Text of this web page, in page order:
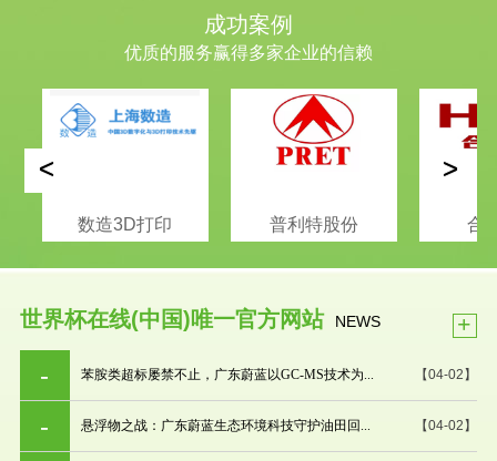
成功案例
优质的服务赢得多家企业的信赖
数造3D打印 普利特股份 合
< >
世界杯在线(中国)唯一官方网站 NEWS +
【04-02】
苯胺类超标屡禁不止，广东蔚蓝以GC-MS技术为...
【04-02】
悬浮物之战：广东蔚蓝生态环境科技守护油田回...